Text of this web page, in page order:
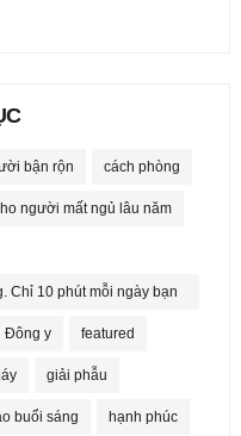
bận rộn cách phòng
người mất ngủ lâu năm
Chỉ 10 phút mỗi ngày bạn
Đông y featured
giải phẫu
buổi sáng hạnh phúc